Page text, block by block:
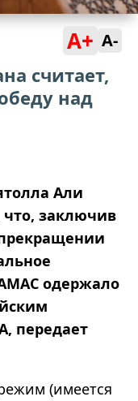
A+ A-
считает,
над
Али
заключив
одержало
передает
(имеется